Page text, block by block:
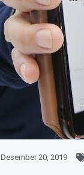
Desember 20, 2019